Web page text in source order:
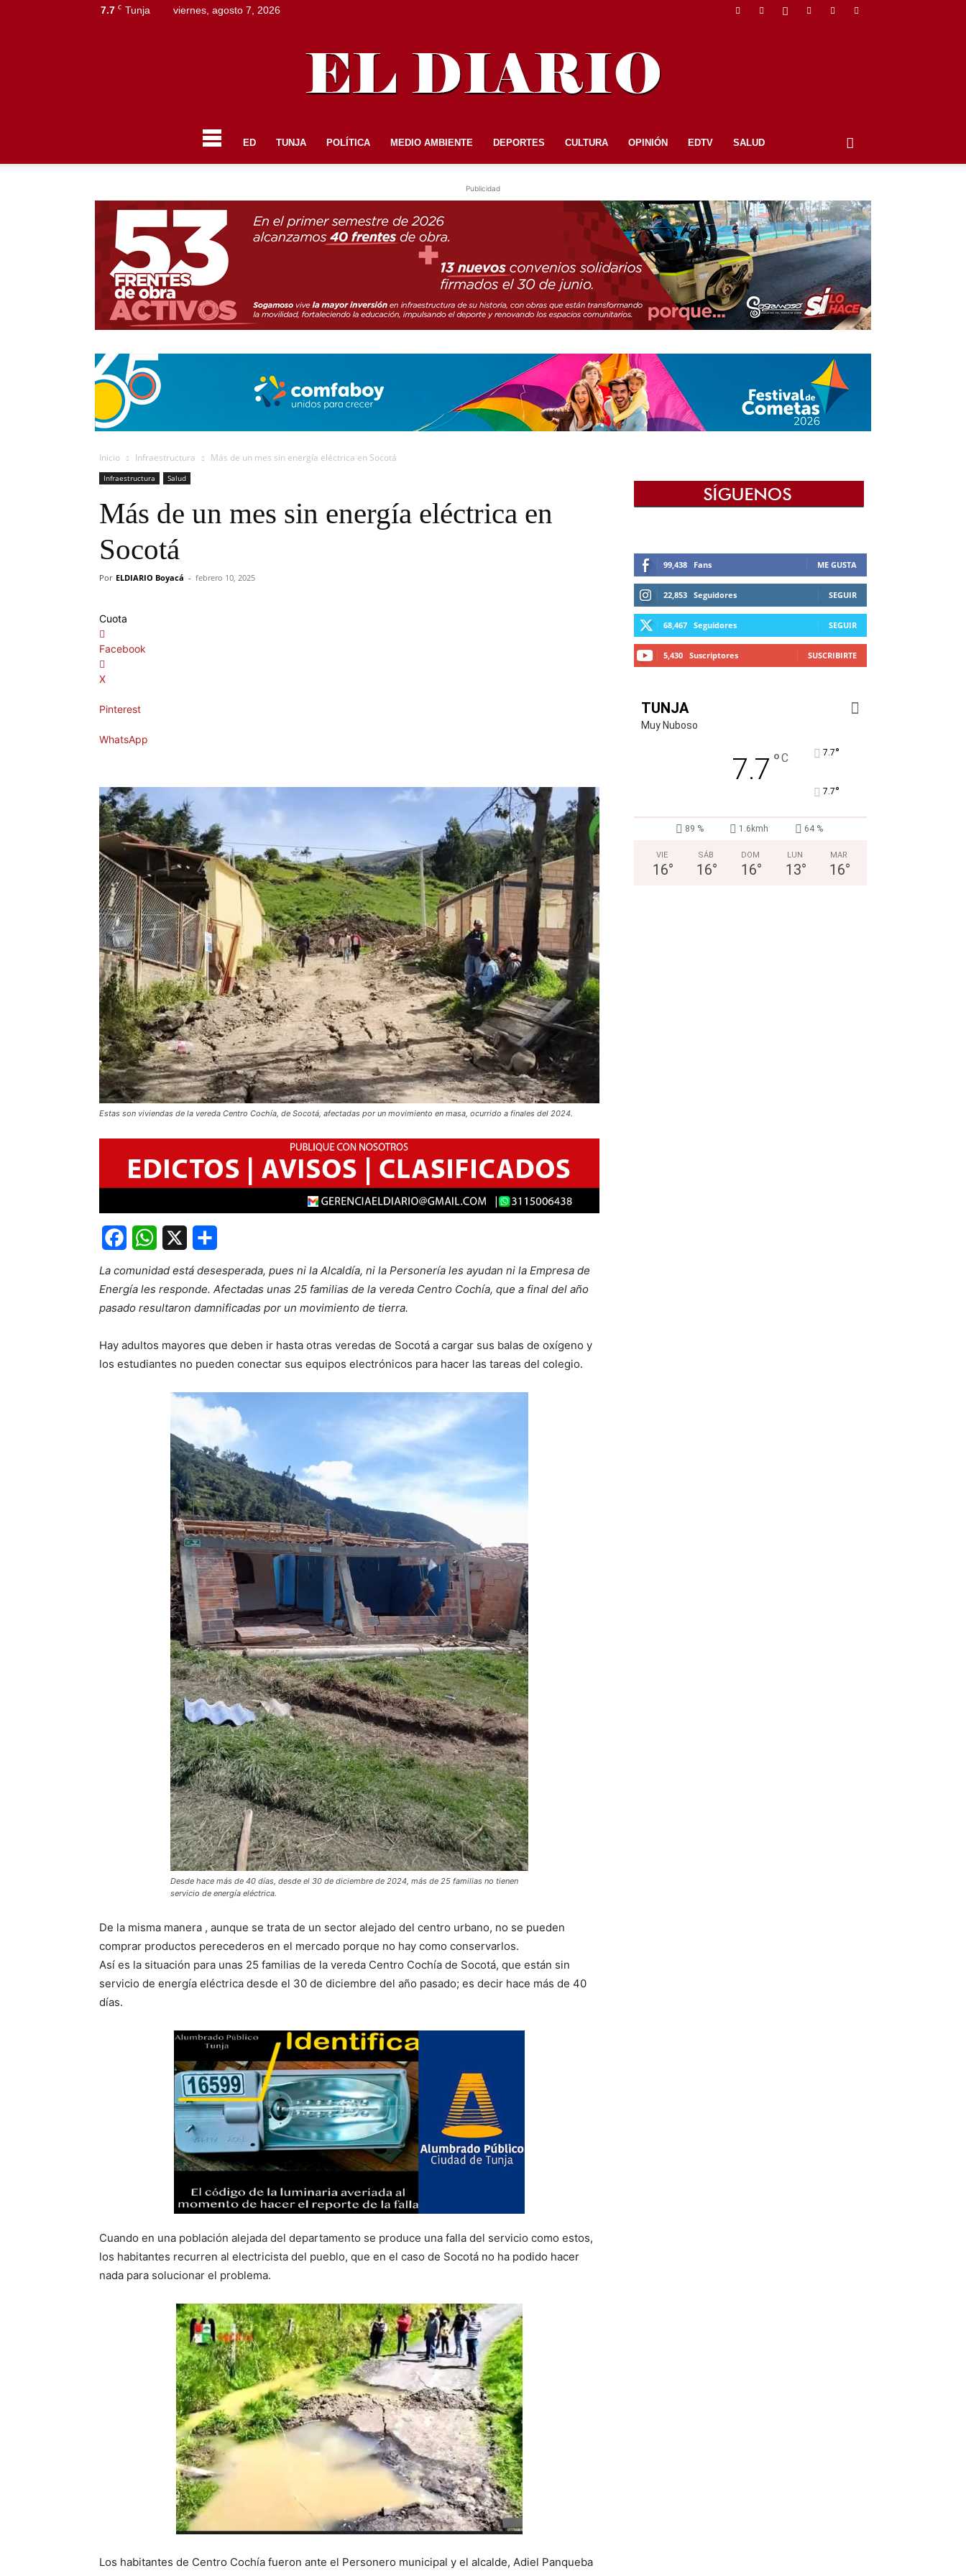
7.7 C Tunja viernes, agosto 7, 2026
DIARIO
ED TUNJA POLÍTICA MEDIO AMBIENTE DEPORTES CULTURA OPINIÓN EDTV SALUD
Publicidad
Inicio Infraestructura Más de un mes sin energía eléctrica en Socotá
Infraestructura Salud
Más de un mes sin energía eléctrica en
Socotá
Por ELDIARIO Boyacá - febrero 10, 2025
Cuota
Facebook
X
Pinterest
WhatsApp
Estas son viviendas de la vereda Centro Cochía, de Socotá, afectadas por un movimiento en masa, ocurrido a finales del 2024.
FacebookWhatsApp Share
La comunidad está desesperada, pues ni la Alcaldía, ni la Personería les ayudan ni la Empresa de
Energía les responde. Afectadas unas 25 familias de la vereda Centro Cochía, que a final del año
pasado resultaron damnificadas por un movimiento de tierra.
Hay adultos mayores que deben ir hasta otras veredas de Socotá a cargar sus balas de oxígeno y
los estudiantes no pueden conectar sus equipos electrónicos para hacer las tareas del colegio.
Desde hace más de 40 días, desde el 30 de diciembre de 2024, más de 25 familias no tienen
servicio de energía eléctrica.
De la misma manera , aunque se trata de un sector alejado del centro urbano, no se pueden
comprar productos perecederos en el mercado porque no hay como conservarlos.
Así es la situación para unas 25 familias de la vereda Centro Cochía de Socotá, que están sin
servicio de energía eléctrica desde el 30 de diciembre del año pasado; es decir hace más de 40
días.
Cuando en una población alejada del departamento se produce una falla del servicio como estos,
los habitantes recurren al electricista del pueblo, que en el caso de Socotá no ha podido hacer
nada para solucionar el problema.
Los habitantes de Centro Cochía fueron ante el Personero municipal y el alcalde, Adiel Panqueba
99,438 Fans ME GUSTA
22,853 Seguidores SEGUIR
68,467 Seguidores SEGUIR
5,430 Suscriptores SUSCRIBIRTE
TUNJA
Muy Nuboso
7.7 °C 7.7°
7.7°
89 % 1.6kmh 64 %
VIE
16°
SÁB
16°
DOM
16°
LUN
13°
MAR
16°